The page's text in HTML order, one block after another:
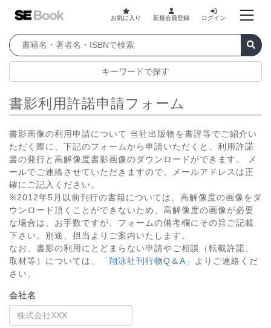
お気に入り 新規会員登録 ログイン
キーワードで探す
書影利用許諾申請フォーム
書影画像の利用申請について 当社出版物を書評等でご紹介い
ただく際に、下記のフォームから申請いただくと、利用許諾
書の発行と高解像度書影画像のダウンロードができます。 メ
ールでご連絡させていただきますので、メールアドレスは正
確にご記入ください。
※2012年5月以前刊行の書籍については、高解像度の画像をダ
ウンロード頂くことができないため、高解像度の画像が必要
な場合は、お手数ですが、フォームの備考欄にその旨ご記載
下さい。別途、担当よりご案内いたします。
なお、書影の利用にとどまらない申請やご相談（転載許諾、
取材等）については、
「翔泳社刊行物Q＆A」
よりご連絡くだ
さい。
会社名